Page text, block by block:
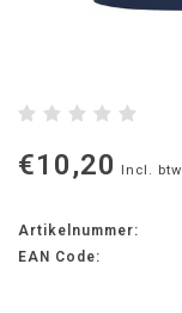
€10,20 Incl. btw
Artikelnummer:
EAN Code: